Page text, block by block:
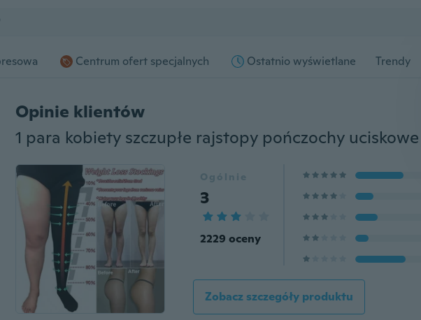
Centrum ofert specjalnych Ostatnio wyświetlane Trendy
Opinie klientów
Ogólnie
3
2229 oceny
Zobacz szczegóły produktu